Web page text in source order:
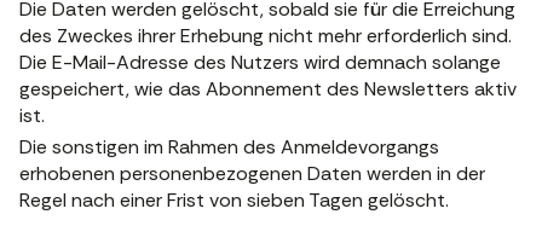
Die Daten werden gelöscht, sobald sie für die Erreichung
des Zweckes ihrer Erhebung nicht mehr erforderlich sind.
Die E-Mail-Adresse des Nutzers wird demnach solange
gespeichert, wie das Abonnement des Newsletters aktiv
ist.
Die sonstigen im Rahmen des Anmeldevorgangs
erhobenen personenbezogenen Daten werden in der
Regel nach einer Frist von sieben Tagen gelöscht.